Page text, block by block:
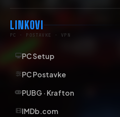
LINKOVI
PC · POSTAVKE · VPN
PC Setup
PC Postavke
PUBG · Krafton
IMDb.com